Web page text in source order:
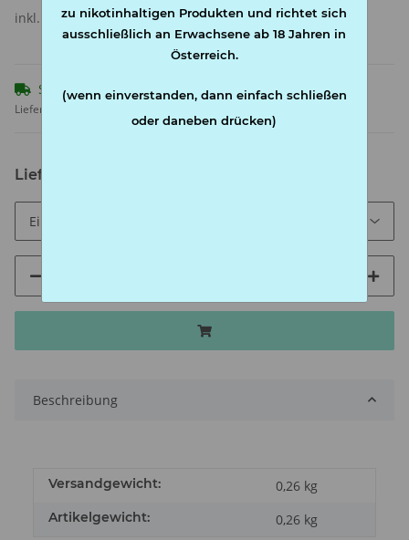
inkl. 20% USt. ,Versandkostenfreie Lieferung(AT frei)
Sofort verfügbar
Lieferzeit:
Lieferinterval
Beschreibung
Versandgewicht: 0,26 kg
Artikelgewicht: 0,26 kg
zu nikotinhaltigen Produkten und richtet sich
ausschließlich an Erwachsene ab 18 Jahren in
Österreich.
(wenn einverstanden, dann einfach schließen
oder daneben drücken)